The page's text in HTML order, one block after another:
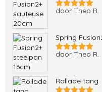
Gewaardeerd
door Theo R.
Spring
Gewaardeerd
door Theo R.
Rollade tang